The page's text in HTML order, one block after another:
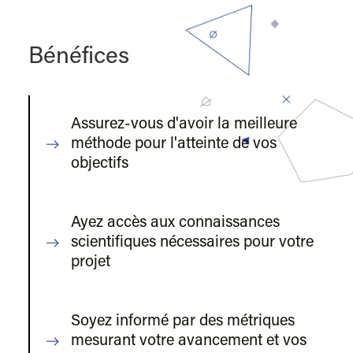
Bénéfices
Assurez-vous d'avoir la meilleure
méthode pour l'atteinte de vos
objectifs
Ayez accès aux connaissances
scientifiques nécessaires pour votre
projet
Soyez informé par des métriques
mesurant votre avancement et vos